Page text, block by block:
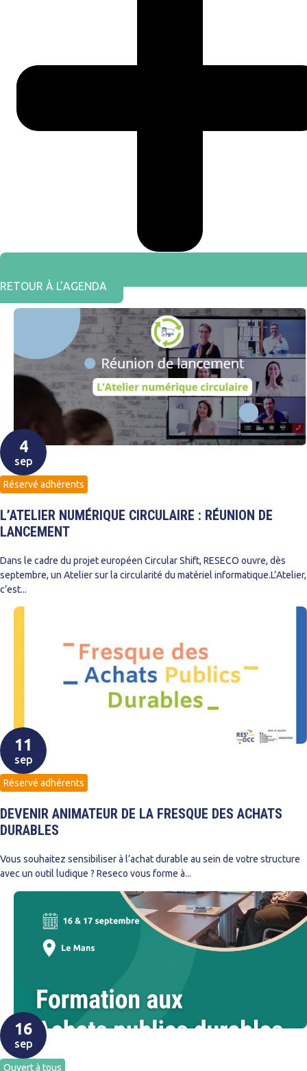
RETOUR À L’AGENDA
4
sep
Réservé adhérents
L’ATELIER NUMÉRIQUE CIRCULAIRE : RÉUNION DE
LANCEMENT
Dans le cadre du projet européen Circular Shift, RESECO ouvre, dès
septembre, un Atelier sur la circularité du matériel informatique.L’Atelier,
c’est...
11
sep
Réservé adhérents
DEVENIR ANIMATEUR DE LA FRESQUE DES ACHATS
DURABLES
Vous souhaitez sensibiliser à l’achat durable au sein de votre structure
avec un outil ludique ? Reseco vous forme à...
16
sep
Ouvert à tous